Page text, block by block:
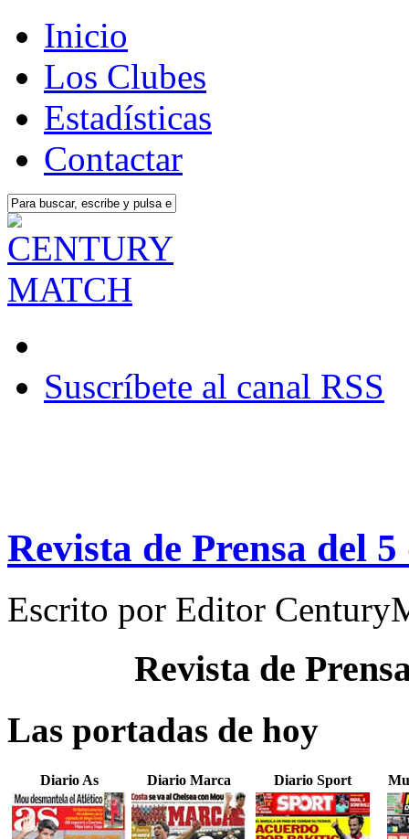
Inicio
Los Clubes
Estadísticas
Contactar
Suscríbete al canal RSS
Revista de Prensa del
Escrito por Editor
Revista de
Las portadas de hoy
Diario As Diario Marca Diario Sport